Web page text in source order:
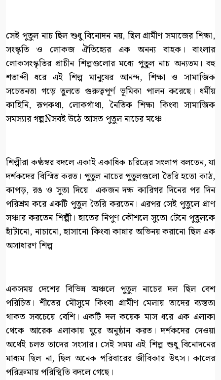
সেই পুতুল নাচ ছিল শুধু বিনোদন নয়, ছিল গ্রামীণ সমাজের শিক্ষা,
সংস্কৃতি ও লোকজ ঐতিহ্যের এক অনন্য বাহক। বাংলার
লোকসংস্কৃতির প্রাচীন শিল্পগুলোর মধ্যে পুতুল নাচ অন্যতম। বহু
শতাব্দী ধরে এই শিল্প মানুষের আনন্দ, শিক্ষা ও সামাজিক
সচেতনতা গড়ে তুলতে গুরুত্বপূর্ণ ভূমিকা পালন করেছে। ধর্মীয়
কাহিনি, রূপকথা, লোকগাঁথা, নৈতিক শিক্ষা কিংবা সামাজিক
সমস্যার গল্পÑসবই উঠে আসত পুতুল নাচের মঞ্চে।
শিল্পীরা কণ্ঠস্বর বদলে একাই একাধিক চরিত্রের সংলাপ বলতেন, যা
দর্শকদের বিস্মিত করত। পুতুল নাচের পুতুলগুলো তৈরি হতো কাঠ,
কাপড়, রঙ ও সুতা দিয়ে। একজন দক্ষ কারিগর দিনের পর দিন
পরিশ্রম করে একটি পুতুল তৈরি করতেন। এরপর সেই পুতুলে প্রাণ
সঞ্চার করতেন শিল্পী। হাতের নিপুণ কৌশলে সুতো টেনে পুতুলকে
হাঁটানো, নাচানো, হাসানো কিংবা কান্নার অভিনয় করানো ছিল এক
অসাধারণ শিল্প।
একসময় দেশের বিভিন্ন অঞ্চলে পুতুল নাচের দল ছিল বেশ
পরিচিত। শীতের মৌসুমে কিংবা গ্রামীণ মেলায় তাদের ব্যস্ততা
থাকত সবচেয়ে বেশি। একটি দল কয়েক মাস ধরে এক এলাকা
থেকে আরেক এলাকায় ঘুরে অনুষ্ঠান করত। দর্শকদের দেওয়া
অর্থেই চলত তাদের সংসার। সেই সময় এই শিল্প শুধু বিনোদনের
মাধ্যম ছিল না, ছিল অনেক পরিবারের জীবিকার উৎস। কালের
পরিক্রমায় পরিস্থিতি বদলে গেছে।